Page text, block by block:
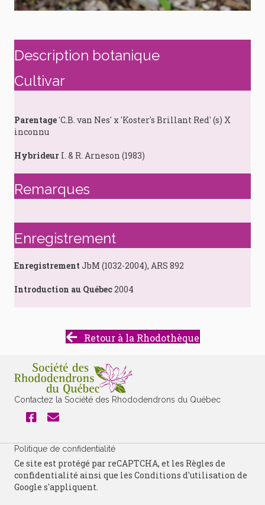
Description botanique
Cultivar
Parentage'C.B. van Nes' x 'Koster's Brillant Red' (s) X
inconnu
Hybrideur I. & R. Arneson (1983)
Remarques
Enregistrement
Enregistrement JbM (1032-2004), ARS 892
Introduction au Québec2004
Retour à la Rhodothèque
Contactez la Société des Rhododendrons du Québec
Politique de confidentialité
Ce site est protégé par reCAPTCHA, et les Règles de
confidentialité ainsi que les Conditions d'utilisation de
Google s'appliquent.